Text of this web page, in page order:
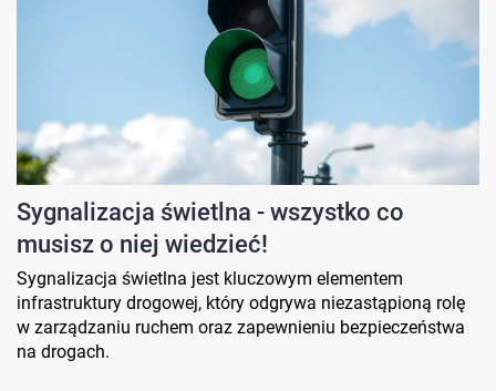
Sygnalizacja świetlna - wszystko co
musisz o niej wiedzieć!
Sygnalizacja świetlna jest kluczowym elementem
infrastruktury drogowej, który odgrywa niezastąpioną rolę
w zarządzaniu ruchem oraz zapewnieniu bezpieczeństwa
na drogach.